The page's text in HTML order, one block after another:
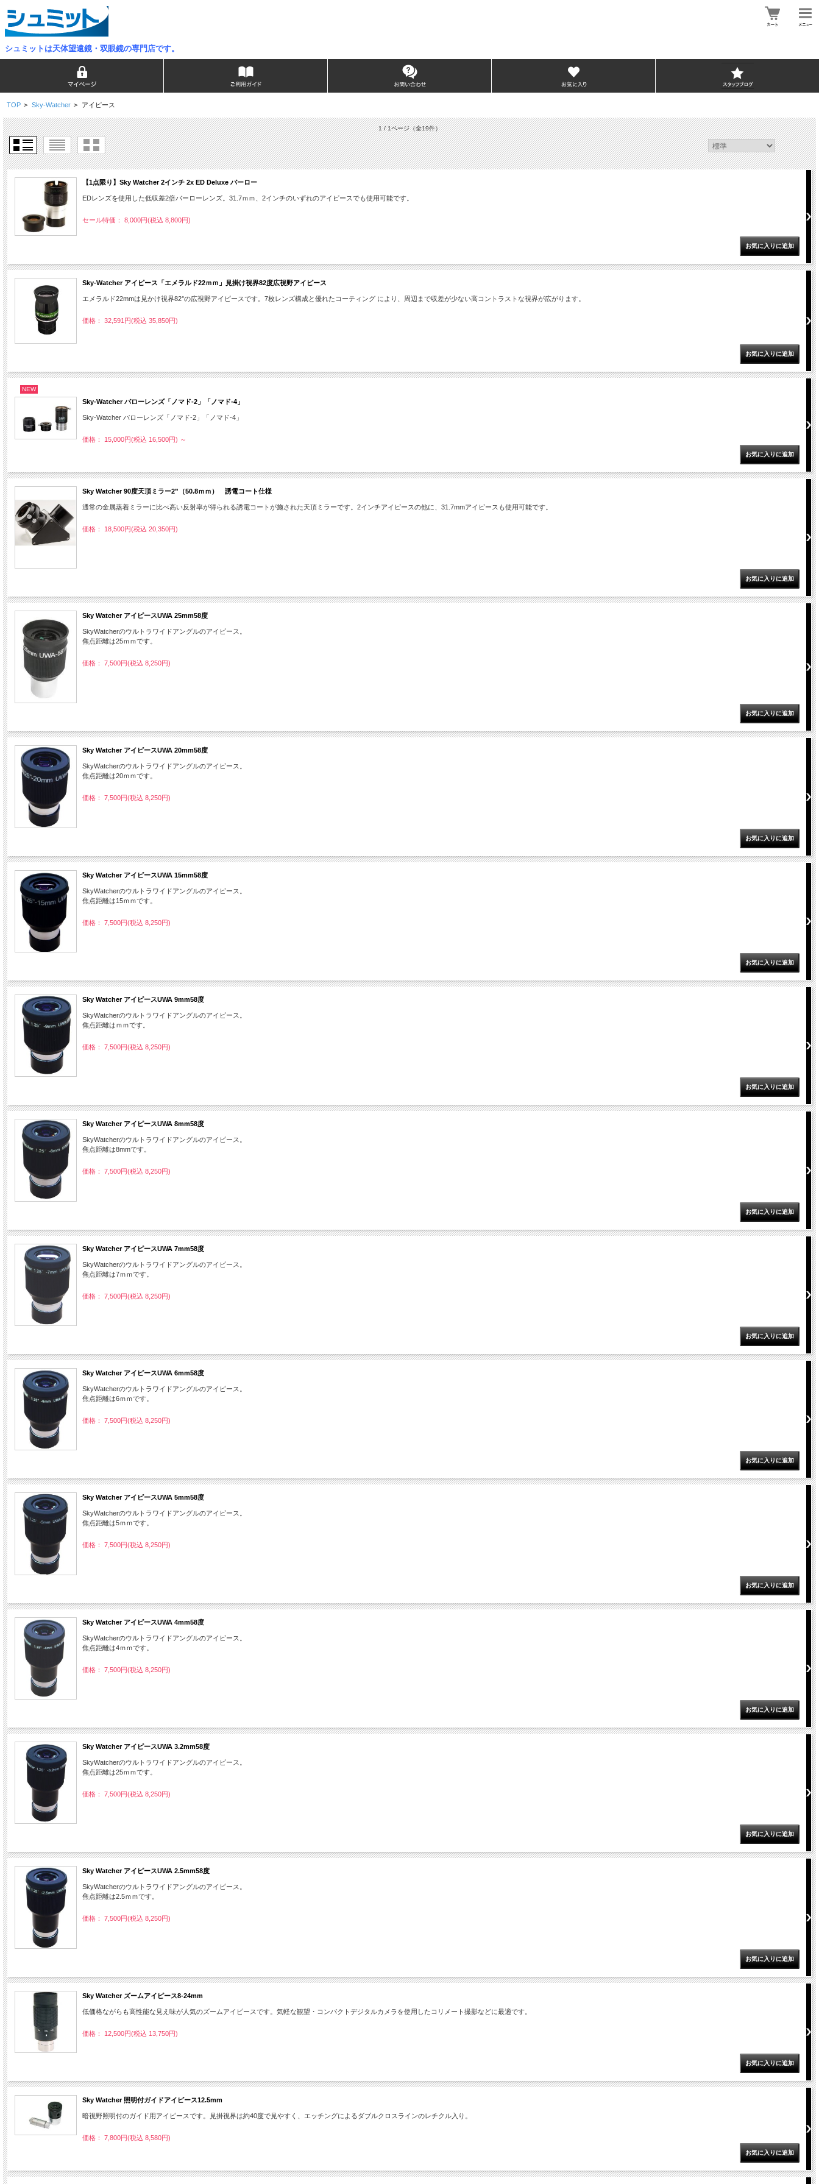
シュミットは天体望遠鏡・双眼鏡の専門店です。
TOP > Sky-Watcher > アイピース
1 / 1ページ（全19件）
【1点限り】Sky Watcher 2インチ 2x ED Deluxe バーロー
EDレンズを使用した低収差2倍バーローレンズ。31.7ｍｍ、2インチのいずれのアイピースでも使用可能です。
セール特価： 8,000円(税込 8,800円)
Sky-Watcher アイピース「エメラルド22ｍｍ」見掛け視界82度広視野アイピース
エメラルド22mmは見かけ視界82°の広視野アイピースです。7枚レンズ構成と優れたコーティング により、周辺まで収差が少ない高コントラストな視界が広がります。
価格： 32,591円(税込 35,850円)
NEW
Sky-Watcher バローレンズ「ノマド-2」「ノマド-4」
Sky-Watcher バローレンズ「ノマド-2」「ノマド-4」
価格： 15,000円(税込 16,500円) ～
Sky Watcher 90度天頂ミラー2”（50.8ｍｍ） 誘電コート仕様
通常の金属蒸着ミラーに比べ高い反射率が得られる誘電コートが施された天頂ミラーです。2インチアイピースの他に、31.7mmアイピースも使用可能です。
価格： 18,500円(税込 20,350円)
Sky Watcher アイピースUWA 25mm58度
SkyWatcherのウルトラワイドアングルのアイピース。
焦点距離は25ｍｍです。
価格： 7,500円(税込 8,250円)
Sky Watcher アイピースUWA 20mm58度
SkyWatcherのウルトラワイドアングルのアイピース。
焦点距離は20ｍｍです。
価格： 7,500円(税込 8,250円)
Sky Watcher アイピースUWA 15mm58度
SkyWatcherのウルトラワイドアングルのアイピース。
焦点距離は15ｍｍです。
価格： 7,500円(税込 8,250円)
Sky Watcher アイピースUWA 9mm58度
SkyWatcherのウルトラワイドアングルのアイピース。
焦点距離はｍｍです。
価格： 7,500円(税込 8,250円)
Sky Watcher アイピースUWA 8mm58度
SkyWatcherのウルトラワイドアングルのアイピース。
焦点距離は8mmです。
価格： 7,500円(税込 8,250円)
Sky Watcher アイピースUWA 7mm58度
SkyWatcherのウルトラワイドアングルのアイピース。
焦点距離は7ｍｍです。
価格： 7,500円(税込 8,250円)
Sky Watcher アイピースUWA 6mm58度
SkyWatcherのウルトラワイドアングルのアイピース。
焦点距離は6ｍｍです。
価格： 7,500円(税込 8,250円)
Sky Watcher アイピースUWA 5mm58度
SkyWatcherのウルトラワイドアングルのアイピース。
焦点距離は5ｍｍです。
価格： 7,500円(税込 8,250円)
Sky Watcher アイピースUWA 4mm58度
SkyWatcherのウルトラワイドアングルのアイピース。
焦点距離は4ｍｍです。
価格： 7,500円(税込 8,250円)
Sky Watcher アイピースUWA 3.2mm58度
SkyWatcherのウルトラワイドアングルのアイピース。
焦点距離は25ｍｍです。
価格： 7,500円(税込 8,250円)
Sky Watcher アイピースUWA 2.5mm58度
SkyWatcherのウルトラワイドアングルのアイピース。
焦点距離は2.5ｍｍです。
価格： 7,500円(税込 8,250円)
Sky Watcher ズームアイピース8-24mm
低価格ながらも高性能な見え味が人気のズームアイピースです。気軽な観望・コンパクトデジタルカメラを使用したコリメート撮影などに最適です。
価格： 12,500円(税込 13,750円)
Sky Watcher 照明付ガイドアイピース12.5mm
暗視野照明付のガイド用アイピースです。見掛視界は約40度で見やすく、エッチングによるダブルクロスラインのレチクル入り。
価格： 7,800円(税込 8,580円)